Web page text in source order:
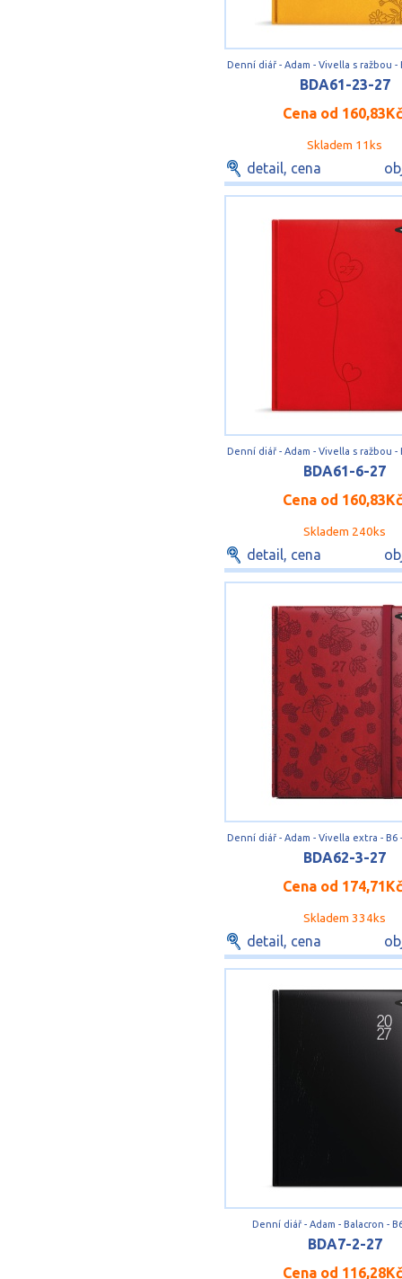
BDA61-23-27
Cena od 160,83Kč
Skladem 11ks
detail, cena
BDA61-6-27
Cena od 160,83Kč
Skladem 240ks
detail, cena
BDA62-3-27
Cena od 174,71Kč
Skladem 334ks
detail, cena
Denní diář - Adam - Balacron -
BDA7-2-27
Cena od 116,28Kč